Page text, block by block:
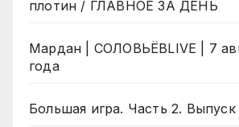
плотин / ГЛАВНОЕ ЗА ДЕНЬ
Мардан | СОЛОВЬЁВLIVE | 7
года
Большая игра. Часть 2. Выпуск